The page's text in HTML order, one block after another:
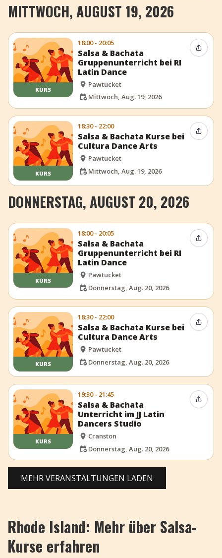
MITTWOCH, AUGUST 19, 2026
KURS
18:00 - 20:05
Salsa & Bachata
Gruppenunterricht bei RI
Latin Dance
Pawtucket
Mittwoch, Aug. 19, 2026
Event
KURS
18:30 - 22:00
Salsa & Bachata Kurse bei
Cultura Dance Arts
Pawtucket
Mittwoch, Aug. 19, 2026
Event
DONNERSTAG, AUGUST 20, 2026
KURS
18:00 - 20:05
Salsa & Bachata
Gruppenunterricht bei RI
Latin Dance
Pawtucket
Donnerstag, Aug. 20, 2026
Event
KURS
18:30 - 22:00
Salsa & Bachata Kurse bei
Cultura Dance Arts
Pawtucket
Donnerstag, Aug. 20, 2026
Event
KURS
19:30 - 21:45
Salsa & Bachata
Unterricht im JJ Latin
Dancers Studio
Cranston
Donnerstag, Aug. 20, 2026
Event
MEHR VERANSTALTUNGEN LADEN
Rhode Island: Mehr über Salsa-
Kurse erfahren